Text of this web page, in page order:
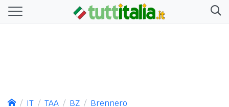
IT TAA BZ Brennero